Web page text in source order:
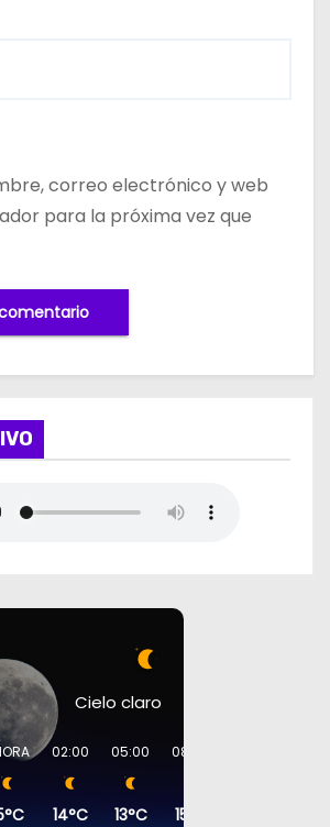
correo electrónico y web
para la próxima vez que
Cielo claro
02:00
14°C
05:00
13°C
08:00
15°C